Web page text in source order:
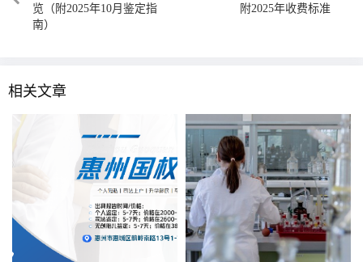
览（附2025年10月鉴定指
南）
附2025年收费标准
相关文章